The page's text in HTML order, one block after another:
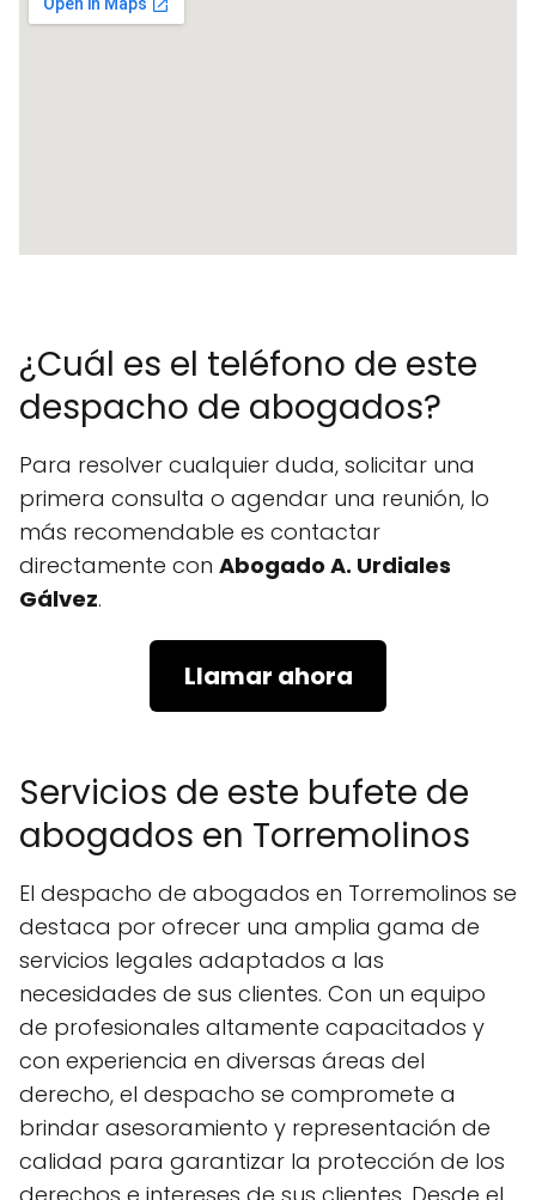
¿Cuál es el teléfono de este
despacho de abogados?
Para resolver cualquier duda, solicitar una
primera consulta o agendar una reunión, lo
más recomendable es contactar
directamente con Abogado A. Urdiales
Gálvez.
Llamar ahora
Servicios de este bufete de
abogados en Torremolinos
El despacho de abogados en Torremolinos se
destaca por ofrecer una amplia gama de
servicios legales adaptados a las
necesidades de sus clientes. Con un equipo
de profesionales altamente capacitados y
con experiencia en diversas áreas del
derecho, el despacho se compromete a
brindar asesoramiento y representación de
calidad para garantizar la protección de los